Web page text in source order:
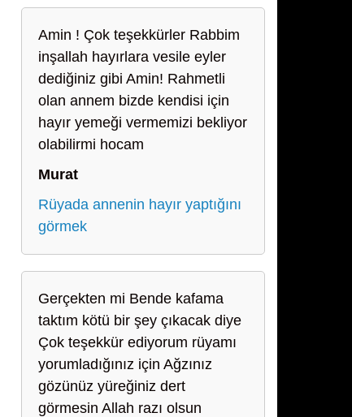
Amin ! Çok teşekkürler Rabbim
inşallah hayırlara vesile eyler
dediğiniz gibi Amin! Rahmetli
olan annem bizde kendisi için
hayır yemeği vermemizi bekliyor
olabilirmi hocam
Murat
Rüyada annenin hayır yaptığını
görmek
Gerçekten mi Bende kafama
taktım kötü bir şey çıkacak diye
Çok teşekkür ediyorum rüyamı
yorumladığınız için Ağzınız
gözünüz yüreğiniz dert
görmesin Allah razı olsun